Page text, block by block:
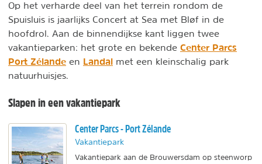
Op het verharde deel van het terrein rondom de
Spuisluis is jaarlijks Concert at Sea met Bløf in de
hoofdrol. Aan de binnendijkse kant liggen twee
vakantieparken: het grote en bekende Center Parcs
Port Zélande en Landal met een kleinschalig park
natuurhuisjes.
Slapen in een vakantiepark
Center Parcs - Port Zélande
Vakantiepark
Vakantiepark aan de Brouwersdam op steenworp